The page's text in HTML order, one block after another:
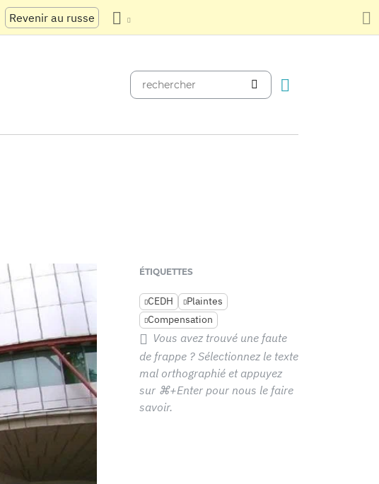
Revenir au russe
ÉTIQUETTES
CEDH
Plaintes
Compensation
Vous avez trouvé une faute
de frappe ? Sélectionnez le texte
mal orthographié et appuyez
sur ⌘+Enter pour nous le faire
savoir.